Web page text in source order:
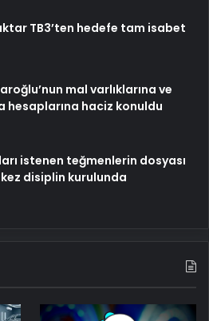
TB3’ten hedefe tam isabet
mal varlıklarına ve
hesaplarına haciz konuldu
istenen teğmenlerin dosyası
disiplin kurulunda